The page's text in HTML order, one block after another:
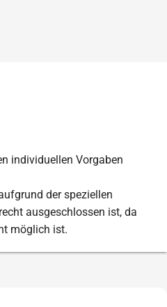
individuellen Vorgaben
der speziellen
ausgeschlossen ist, da
möglich ist.